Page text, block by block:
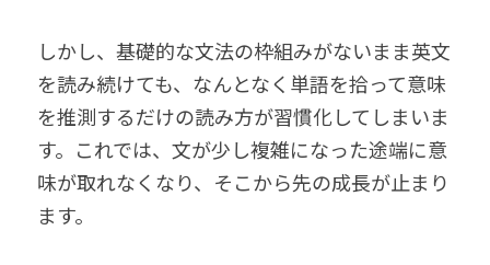
しかし、基礎的な文法の枠組みがないまま英文
を読み続けても、なんとなく単語を拾って意味
を推測するだけの読み方が習慣化してしまいま
す。これでは、文が少し複雑になった途端に意
味が取れなくなり、そこから先の成長が止まり
ます。